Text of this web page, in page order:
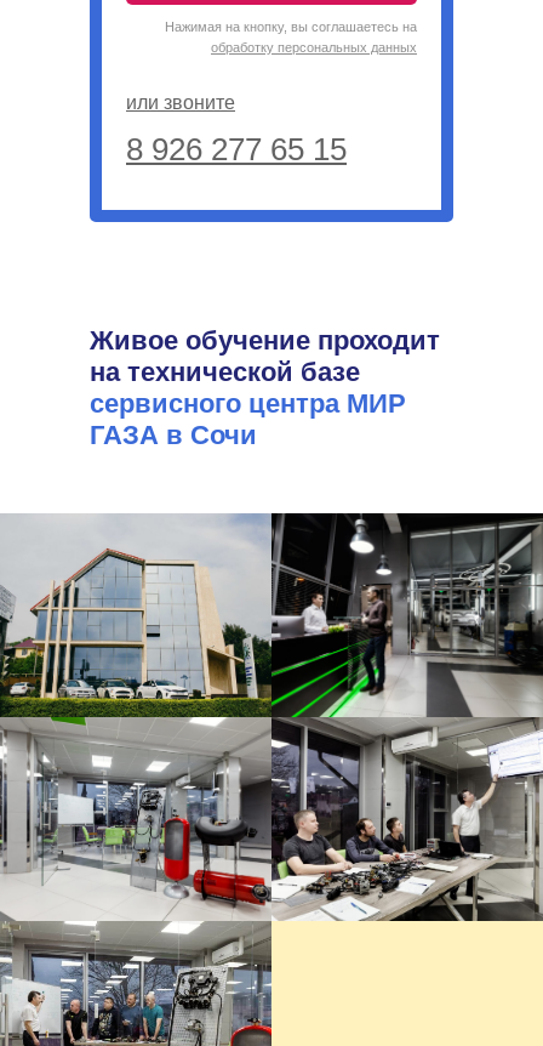
Нажимая на кнопку, вы соглашаетесь на
обработку персональных данных
или звоните
8 926 277 65 15
Живое обучение проходит
на технической базе
сервисного центра МИР
ГАЗА в Сочи